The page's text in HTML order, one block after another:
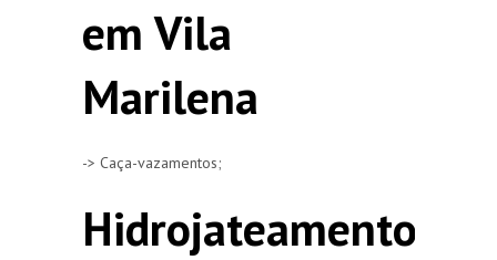
em Vila
Marilena
-> Caça-vazamentos;
Hidrojateamento